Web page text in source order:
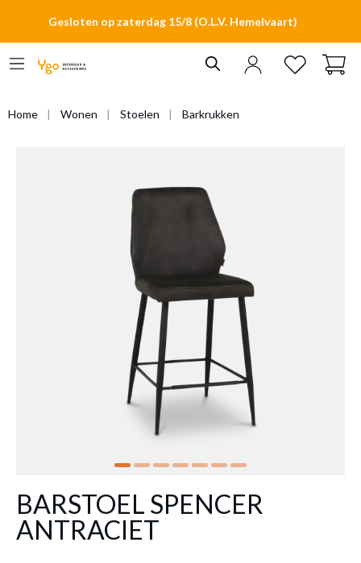
Gesloten op zaterdag 15/8 (O.L.V. Hemelvaart)
Home Wonen Stoelen Barkrukken
BARSTOEL SPENCER
ANTRACIET